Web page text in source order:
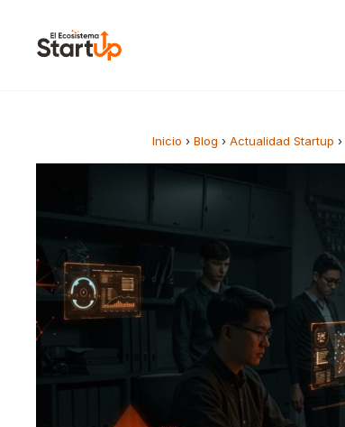
Inicio › Blog › Actualidad Startup ›